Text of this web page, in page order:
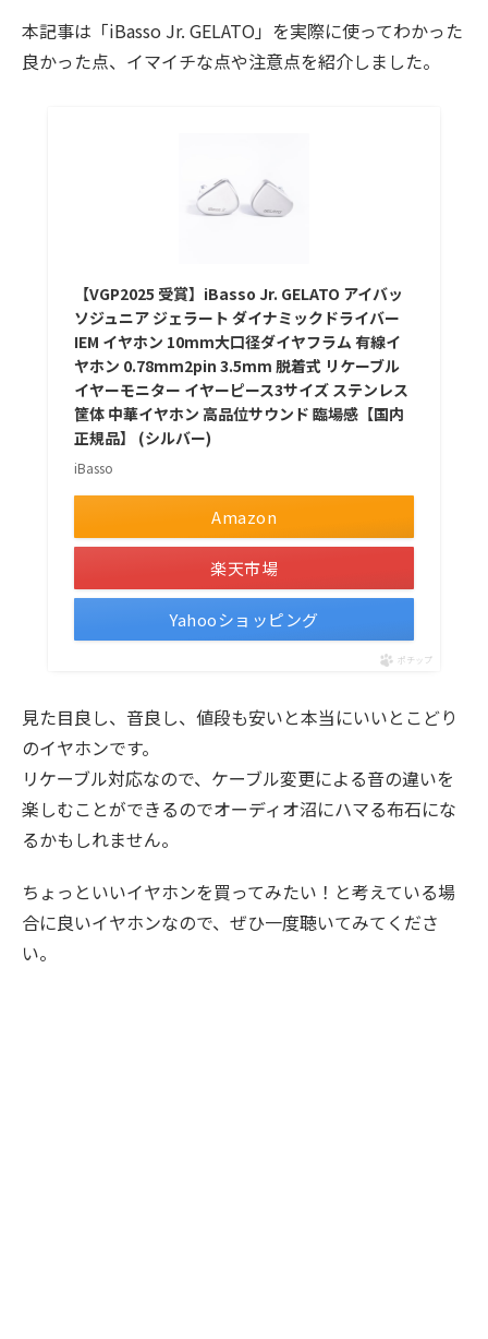
本記事は「iBasso Jr. GELATO」を実際に使ってわかった
良かった点、イマイチな点や注意点を紹介しました。
【VGP2025 受賞】iBasso Jr. GELATO アイバッ
ソジュニア ジェラート ダイナミックドライバー
IEM イヤホン 10mm大口径ダイヤフラム 有線イ
ヤホン 0.78mm2pin 3.5mm 脱着式 リケーブル
イヤーモニター イヤーピース3サイズ ステンレス
筐体 中華イヤホン 高品位サウンド 臨場感【国内
正規品】 (シルバー)
iBasso
Amazon
楽天市場
Yahooショッピング
ポチップ
見た目良し、音良し、値段も安いと本当にいいとこどり
のイヤホンです。
リケーブル対応なので、ケーブル変更による音の違いを
楽しむことができるのでオーディオ沼にハマる布石にな
るかもしれません。
ちょっといいイヤホンを買ってみたい！と考えている場
合に良いイヤホンなので、ぜひ一度聴いてみてくださ
い。